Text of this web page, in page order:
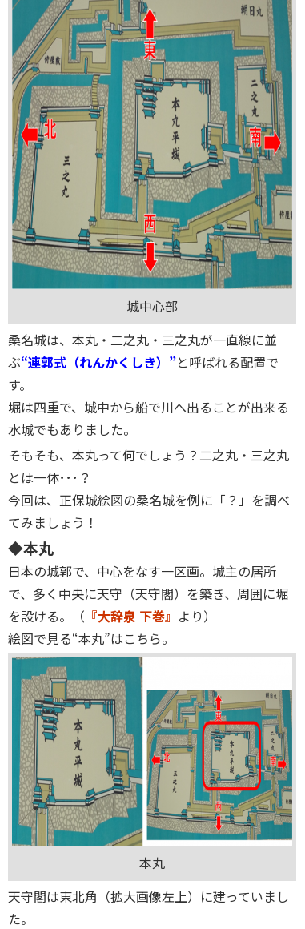
城中心部
桑名城は、本丸・二之丸・三之丸が一直線に並
ぶ“連郭式（れんかくしき）”と呼ばれる配置で
す。
堀は四重で、城中から船で川へ出ることが出来る
水城でもありました。
そもそも、本丸って何でしょう？二之丸・三之丸
とは一体･･･？
今回は、正保城絵図の桑名城を例に「？」を調べ
てみましょう！
◆本丸
日本の城郭で、中心をなす一区画。城主の居所
で、多く中央に天守（天守閣）を築き、周囲に堀
を設ける。（ 『大辞泉 下巻』 より）
絵図で見る“本丸”はこちら。
本丸
天守閣は東北角（拡大画像左上）に建っていまし
た。